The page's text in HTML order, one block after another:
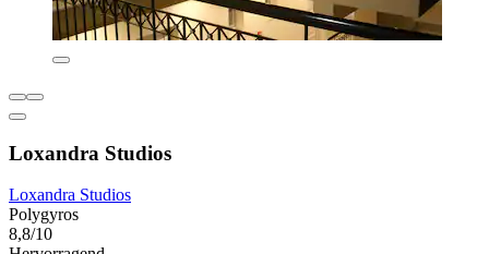
Loxandra Studios
Loxandra Studios
Polygyros
8,8/10